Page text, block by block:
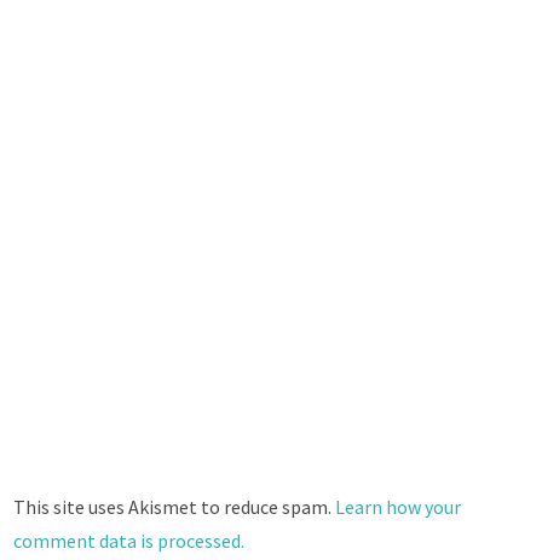
This site uses Akismet to reduce spam. Learn how your
comment data is processed.